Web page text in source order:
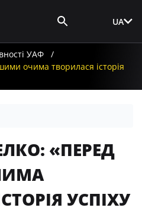
UA
УАФ
очима творилася історія
«ПЕРЕД
УСПІХУ